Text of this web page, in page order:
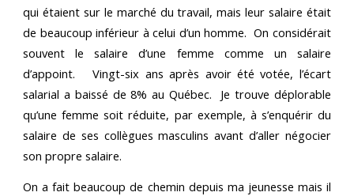
qui étaient sur le marché du travail, mais leur salaire était
de beaucoup inférieur à celui d’un homme. On considérait
souvent le salaire d’une femme comme un salaire
d’appoint. Vingt-six ans après avoir été votée, l’écart
salarial a baissé de 8% au Québec. Je trouve déplorable
qu’une femme soit réduite, par exemple, à s’enquérir du
salaire de ses collègues masculins avant d’aller négocier
son propre salaire.
On a fait beaucoup de chemin depuis ma jeunesse mais il